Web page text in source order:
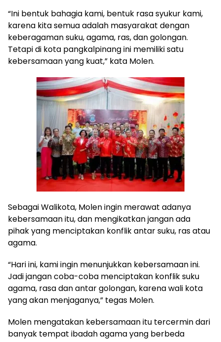
“Ini bentuk bahagia kami, bentuk rasa syukur kami,
karena kita semua adalah masyarakat dengan
keberagaman suku, agama, ras, dan golongan.
Tetapi di kota pangkalpinang ini memiliki satu
kebersamaan yang kuat,” kata Molen.
Sebagai Walikota, Molen ingin merawat adanya
kebersamaan itu, dan mengikatkan jangan ada
pihak yang menciptakan konflik antar suku, ras atau
agama.
“Hari ini, kami ingin menunjukkan kebersamaan ini.
Jadi jangan coba-coba menciptakan konflik suku
agama, rasa dan antar golongan, karena wali kota
yang akan menjaganya,” tegas Molen.
Molen mengatakan kebersamaan itu tercermin dari
banyak tempat ibadah agama yang berbeda